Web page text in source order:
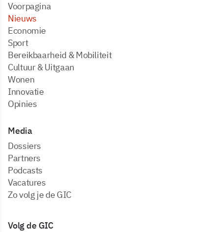
Voorpagina
Nieuws
Economie
Sport
Bereikbaarheid & Mobiliteit
Cultuur & Uitgaan
Wonen
Innovatie
Opinies
Media
dossiers
partners
podcasts
vacatures
zo volg je de GIC
Volg de GIC